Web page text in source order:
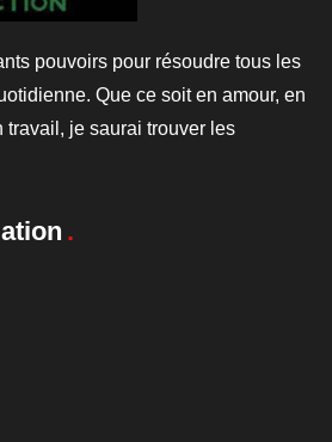
pouvoirs pour résoudre tous les
Que ce soit en amour, en
travail, je saurai trouver les